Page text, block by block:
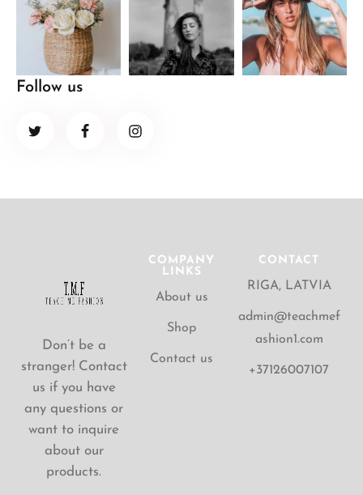
Follow us
Don’t be a
stranger! Contact
us if you have
any questions or
want to inquire
about our
products.
COMPANY
LINKS
About us
Shop
Contact us
CONTACT
RIGA, LATVIA
admin@teachmef
ashion1.com
+37126007107